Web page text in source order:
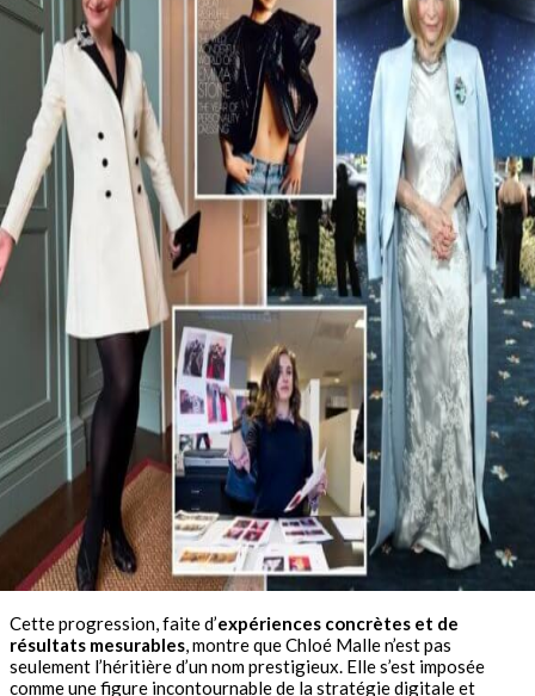
Cette progression, faite d’expériences concrètes et de
résultats mesurables, montre que Chloé Malle n’est pas
seulement l’héritière d’un nom prestigieux. Elle s’est imposée
comme une figure incontournable de la stratégie digitale et